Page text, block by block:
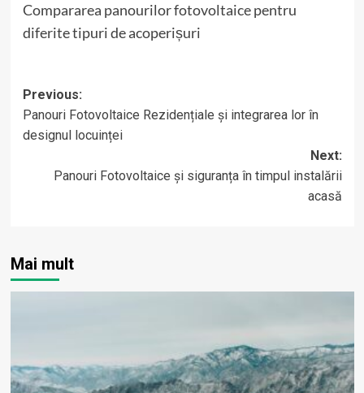
Compararea panourilor fotovoltaice pentru
diferite tipuri de acoperișuri
Post
navigation
Previous:
Panouri Fotovoltaice Rezidențiale și integrarea lor în
designul locuinței
Next:
Panouri Fotovoltaice și siguranța în timpul instalării
acasă
Mai mult